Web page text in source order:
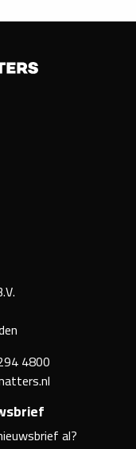
4800
al?